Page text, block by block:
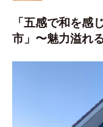
「五感で和を感
市」〜魅力溢れ